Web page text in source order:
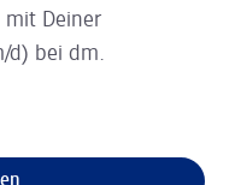
mit Deiner
d) bei dm.